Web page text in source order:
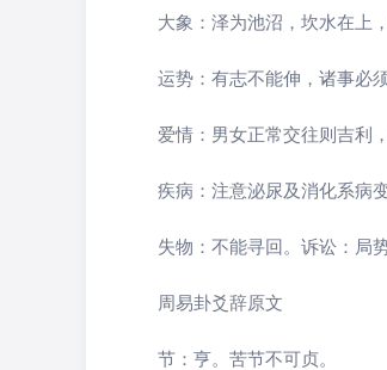
大象：泽为池沼，坎水在上
运势：有志不能伸，诸事必
爱情：男女正常交往则吉利
疾病：注意泌尿及消化系病
失物：不能寻回。诉讼：局
周易卦爻辞原文
节：亨。苦节不可贞。